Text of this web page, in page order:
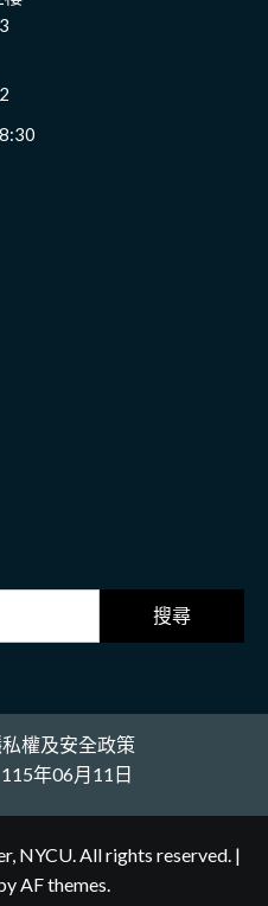
權及安全政策
年06月11日
NYCU. All rights reserved. |
AF themes.